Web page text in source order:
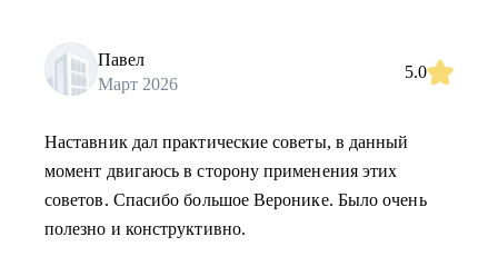
Павел
Март 2026
5.0
Наставник дал практические советы, в данный
момент двигаюсь в сторону применения этих
советов. Спасибо большое Веронике. Было очень
полезно и конструктивно.